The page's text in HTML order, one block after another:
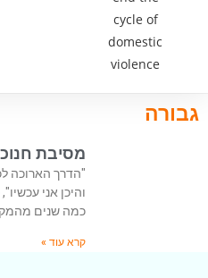
גבורה
מסיבת
"הדרך הארוכה
והיכן אני
כמה שנים
קרא עוד »